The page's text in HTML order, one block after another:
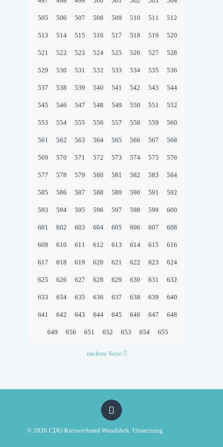
505 506 507 508 509 510 511 512
513 514 515 516 517 518 519 520
521 522 523 524 525 526 527 528
529 530 531 532 533 534 535 536
537 538 539 540 541 542 543 544
545 546 547 548 549 550 551 552
553 554 555 556 557 558 559 560
561 562 563 564 565 566 567 568
569 570 571 572 573 574 575 576
577 578 579 580 581 582 583 584
585 586 587 588 589 590 591 592
593 594 595 596 597 598 599 600
601 602 603 604 605 606 607 608
609 610 611 612 613 614 615 616
617 618 619 620 621 622 623 624
625 626 627 628 629 630 631 632
633 634 635 636 637 638 639 640
641 642 643 644 645 646 647 648
649 650 651 652 653 654 655
nächste Seite
© 2026 CDU-Kreisverband Wandsbek. Umsetzung
.